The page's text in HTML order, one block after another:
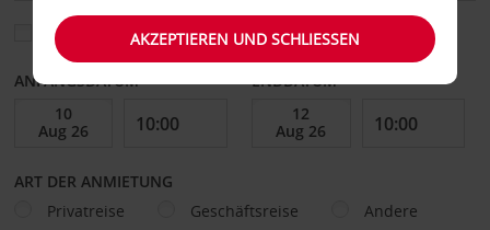
Eine andere Rückgabestation auswählen
ANFANGSDATUM ENDDATUM
ART DER ANMIETUNG
Privatreise
Geschäftsreise Andere
AKZEPTIEREN UND SCHLIESSEN